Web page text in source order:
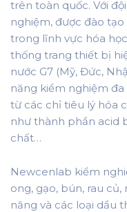
trên toàn quốc. Với
nghiệm, được đào
trong lĩnh vực hóa
thống trang thiết bị
nước G7 (Mỹ, Đức,
năng kiểm nghiệm
từ các chỉ tiêu lý hóa
như thành phần acid
chất…
Newcenlab kiểm
ong, gạo, bún, rau
năng và các loại dầu